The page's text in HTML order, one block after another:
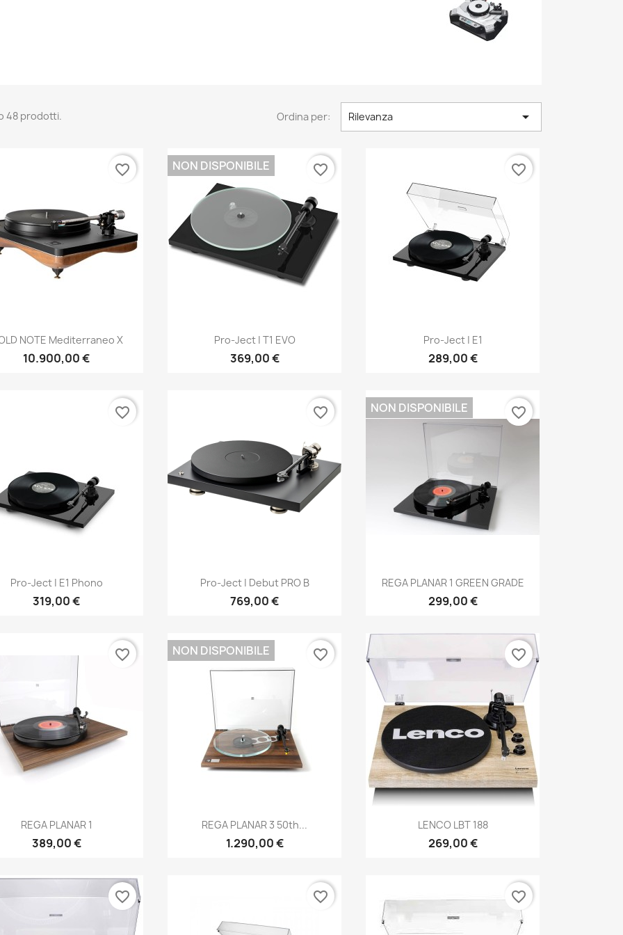
48 prodotti. Ordina per: Rilevanza 
Anteprima
NOTE Mediterraneo X
10.900,00 €
favorite_border
Anteprima
Pro-Ject | T1 EVO
369,00 €
NON DISPONIBILE favorite_border
Anteprima
Pro-Ject | E1
289,00 €
favorite_border
Anteprima
Pro-Ject | E1 Phono
319,00 €
favorite_border
Anteprima
Pro-Ject | Debut PRO B
769,00 €
favorite_border
Anteprima
REGA PLANAR 1 GREEN GRADE
299,00 €
NON DISPONIBILE favorite_border
Anteprima
REGA PLANAR 1
389,00 €
favorite_border
Anteprima
REGA PLANAR 3 50th...
1.290,00 €
NON DISPONIBILE favorite_border
Anteprima
LENCO LBT 188
269,00 €
favorite_border
favorite_border favorite_border favorite_border